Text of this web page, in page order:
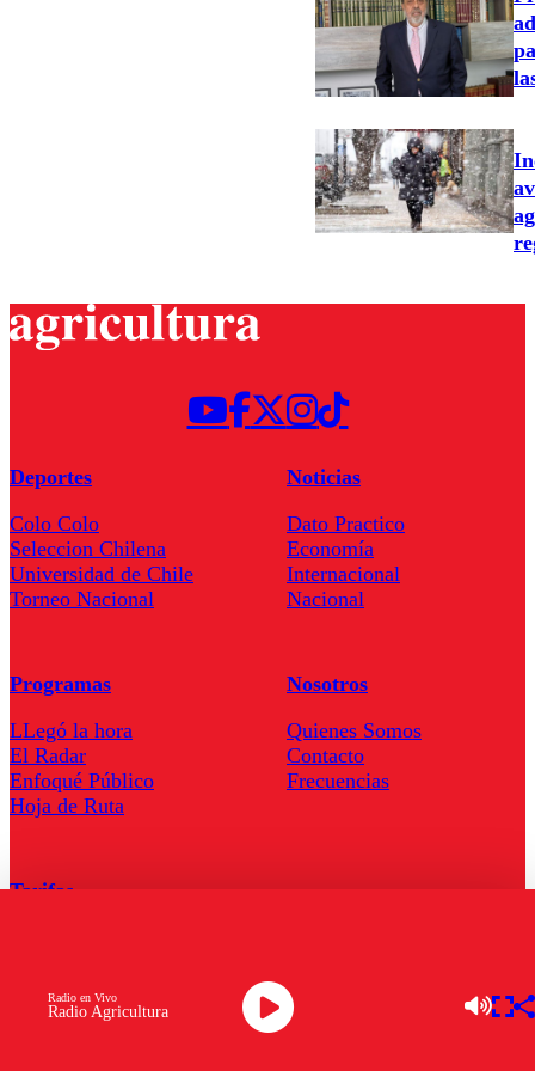
Radio Agricultura
Radio en Vivo
Deportes
Colo Colo
Seleccion Chilena
Universidad de Chile
Torneo Nacional
Noticias
Dato Practico
Economía
Internacional
Nacional
Programas
LLegó la hora
El Radar
Enfoqué Público
Hoja de Ruta
Nosotros
Quienes Somos
Contacto
Frecuencias
Tarifas